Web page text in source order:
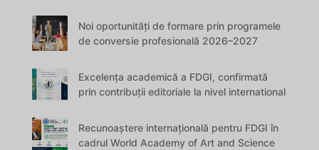
Noi oportunități de formare prin programele
de conversie profesională 2026–2027
Excelența academică a FDGI, confirmată
prin contribuții editoriale la nivel international
Recunoaștere internațională pentru FDGI în
cadrul World Academy of Art and Science